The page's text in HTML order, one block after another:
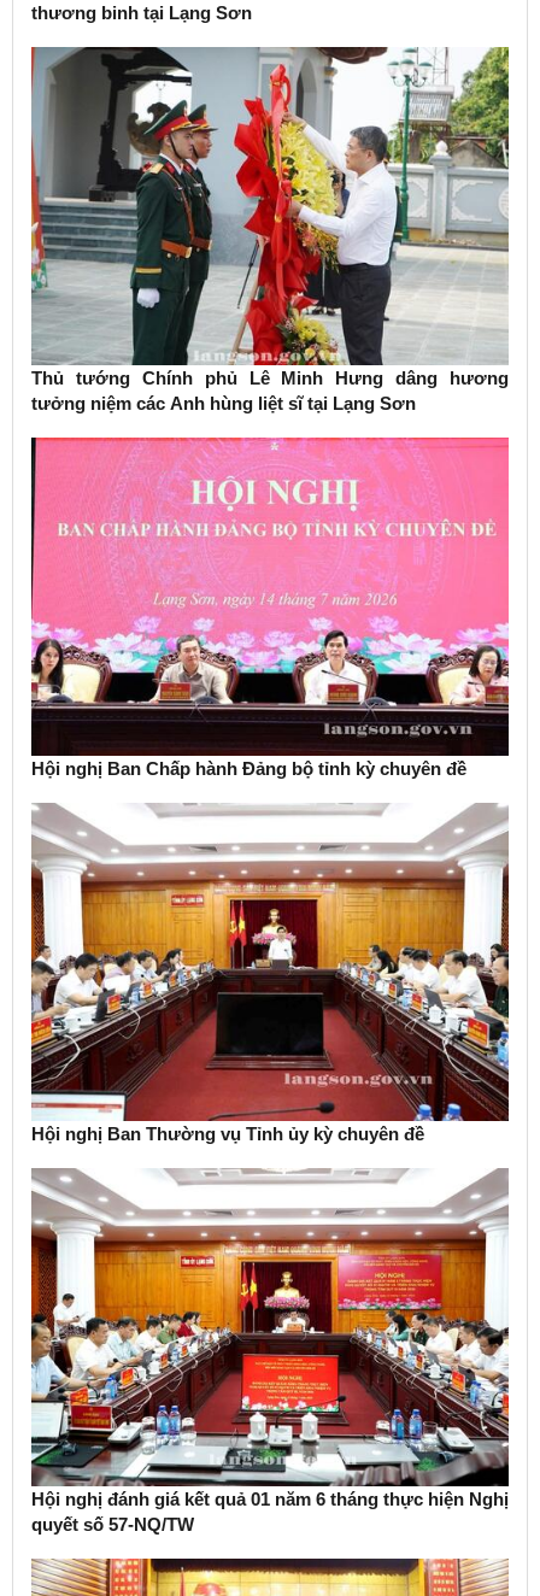
thương binh tại Lạng Sơn
Thủ tướng Chính phủ Lê Minh Hưng dâng hương
tưởng niệm các Anh hùng liệt sĩ tại Lạng Sơn
Hội nghị Ban Chấp hành Đảng bộ tỉnh kỳ chuyên đề
Hội nghị Ban Thường vụ Tỉnh ủy kỳ chuyên đề
Hội nghị đánh giá kết quả 01 năm 6 tháng thực hiện Nghị
quyết số 57-NQ/TW